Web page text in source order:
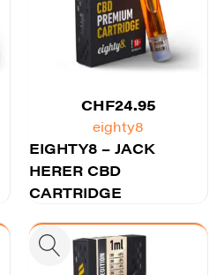
CHF24.95
eighty8
EIGHTY8 – JACK
HERER CBD
CARTRIDGE